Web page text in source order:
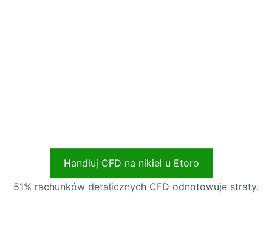
Handluj CFD na nikiel u Etoro
51% rachunków detalicznych CFD odnotowuje straty.